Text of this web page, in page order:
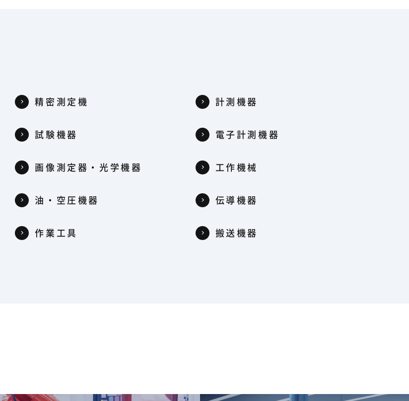
精密測定機 計測機器
試験機器 電子計測機器
画像測定器・光学機器 工作機械
油・空圧機器 伝導機器
作業工具 搬送機器